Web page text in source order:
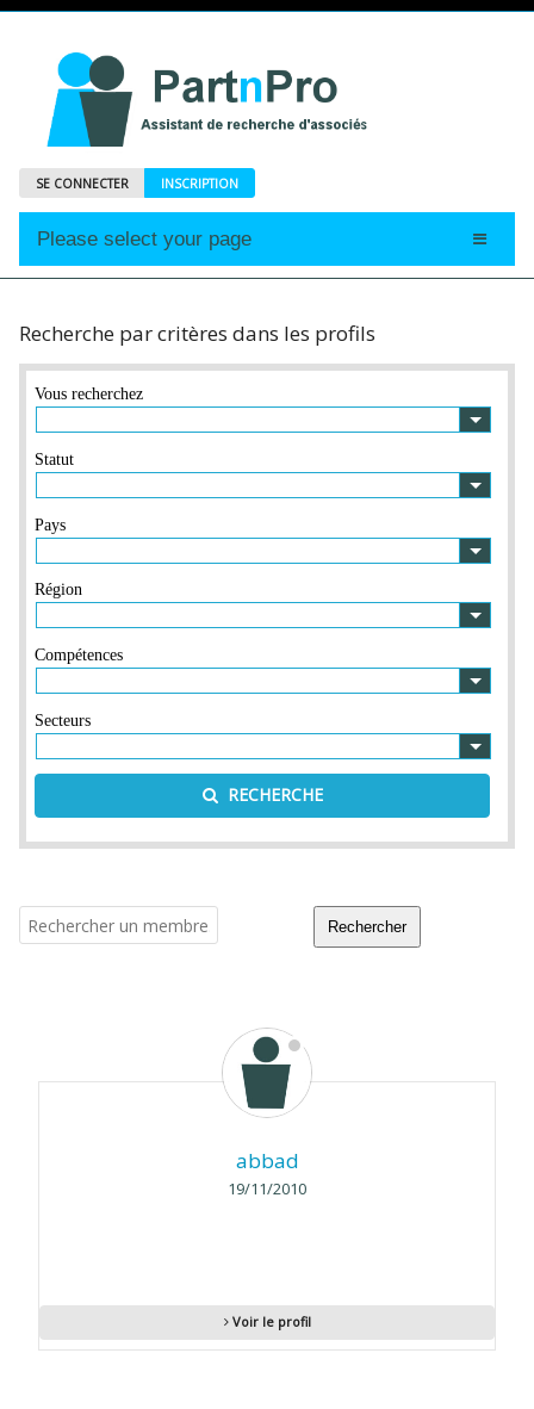
SE CONNECTER INSCRIPTION
Please select your page
Accueil
Annonces
Profils
Abonnements
Le Mag
Recherche par critères dans les profils
Vous recherchez
Statut
Pays
Région
Compétences
Secteurs
RECHERCHE
abbad
19/11/2010
Voir le profil